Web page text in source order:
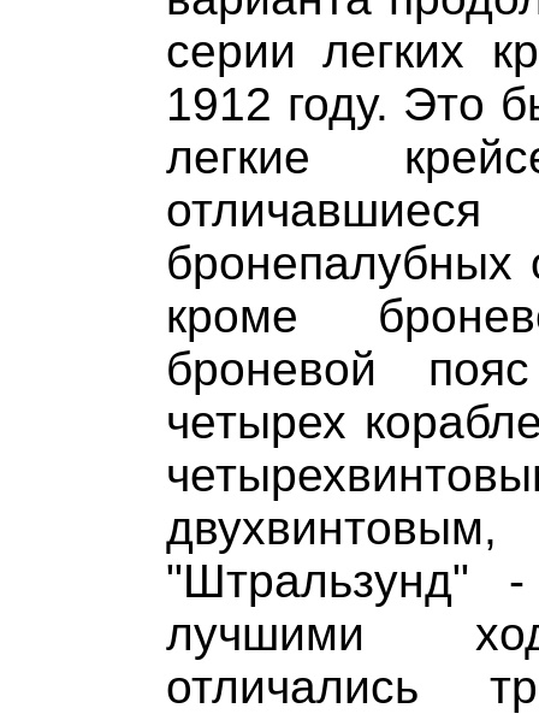
серии легких
1912 году. Это
легкие
бронепалубных
кроме
броневой
четырех
"Штральзунд"
лучшими
отличались